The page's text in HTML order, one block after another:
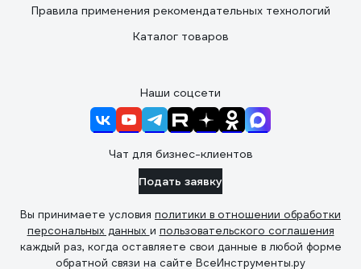
Правила применения рекомендательных технологий
Каталог товаров
Наши соцсети
Чат для бизнес-клиентов
Подать заявку
Вы принимаете условия политики в отношении обработки
персональных данных и пользовательского соглашения
каждый раз, когда оставляете свои данные в любой форме
обратной связи на сайте ВсеИнструменты.ру